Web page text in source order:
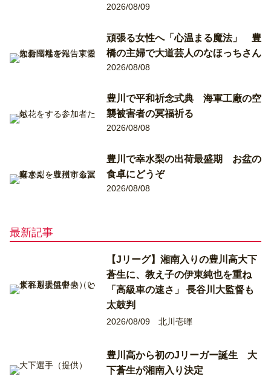
2026/08/09
頑張る女性へ「心温まる魔法」 豊
橋の主婦で大道芸人のなほっちさん
2026/08/08
豊川で平和祈念式典 海軍工廠の空
襲被害者の冥福祈る
2026/08/08
豊川で幸水梨の出荷最盛期 お盆の
食卓にどうぞ
2026/08/08
最新記事
【Jリーグ】湘南入りの豊川高大下
蒼生に、教え子の伊東純也を重ね
「高級車の速さ」 長谷川大監督も
太鼓判
2026/08/09 北川壱暉
豊川高から初のJリーガー誕生 大
下蒼生が湘南入り決定